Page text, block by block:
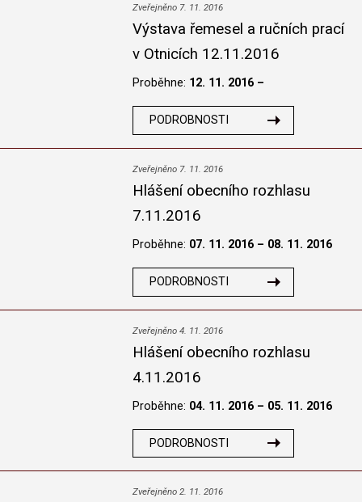
Zveřejněno 7. 11. 2016
Výstava řemesel a ručních prací
v Otnicích 12.11.2016
Proběhne: 12. 11. 2016 –
PODROBNOSTI
Zveřejněno 7. 11. 2016
Hlášení obecního rozhlasu
7.11.2016
Proběhne: 07. 11. 2016 – 08. 11. 2016
PODROBNOSTI
Zveřejněno 4. 11. 2016
Hlášení obecního rozhlasu
4.11.2016
Proběhne: 04. 11. 2016 – 05. 11. 2016
PODROBNOSTI
Zveřejněno 2. 11. 2016